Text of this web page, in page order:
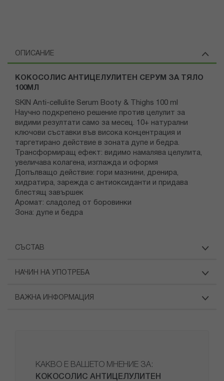
ОПИСАНИЕ
КОКОСОЛИС АНТИЦЕЛУЛИТЕН СЕРУМ ЗА ТЯЛО
100МЛ
SKIN Anti-cellulite Serum Booty & Thighs 100 ml
Научно подкрепено решение против целулит за
видими резултати само за месец. 10+ натурални
ключови съставки във висока концентрация и
таргетирано действие в зоната дупе и бедра.
Трансформиращ ефект: видимо намалява целулита,
увеличава колагена, изглажда и оформя
Допълващо действие: гори мазнини, дренира,
хидратира, зарежда с антиоксиданти и придава
блестящ завършек
Аромат: сладолед от боровинки
Зона: дупе и бедра
СЪСТАВ
НАЧИН НА УПОТРЕБА
ВАЖНА ИНФОРМАЦИЯ
КАКВО Е ВАШЕТО МНЕНИЕ ЗА:
КОКОСОЛИС АНТИЦЕЛУЛИТЕН